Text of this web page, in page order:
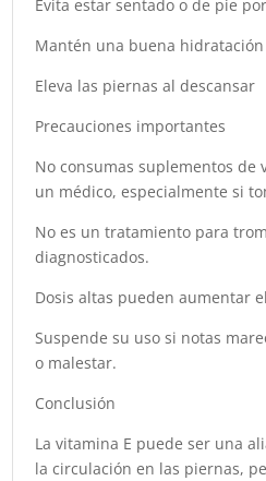
Evita estar sentado o de pie
Mantén una buena hidratación
Eleva las piernas al descansar
Precauciones importantes
No consumas suplementos de
un médico, especialmente si
No es un tratamiento para
diagnosticados.
Dosis altas pueden aumentar
Suspende su uso si notas
o malestar.
Conclusión
La vitamina E puede ser una
la circulación en las piernas,